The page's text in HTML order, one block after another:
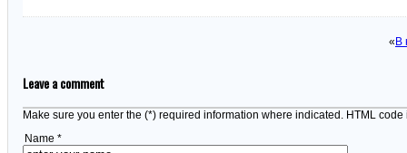
« В
Leave a comment
Make sure you enter the (*) required information where indicated. HTML
Name *